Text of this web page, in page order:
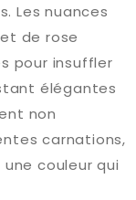
Les nuances
de rose
pour insuffler
élégantes
non
carnations,
couleur qui